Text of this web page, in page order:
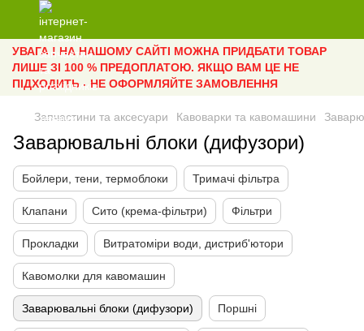
УВАГА ! НА НАШОМУ САЙТІ МОЖНА ПРИДБАТИ ТОВАР
ЛИШЕ ЗІ 100 % ПРЕДОПЛАТОЮ. ЯКЩО ВАМ ЦЕ НЕ
ПІДХОДИТЬ - НЕ ОФОРМЛЯЙТЕ ЗАМОВЛЕННЯ
Запчастини та аксесуари Кавоварки та кавомашини
Заварювальні блоки (дифузори)
Бойлери, тени, термоблоки Тримачі фільтра
Клапани Сито (крема-фільтри) Фільтри
Прокладки Витратоміри води, дистриб'ютори
Кавомолки для кавомашин
Заварювальні блоки (дифузори) Поршні